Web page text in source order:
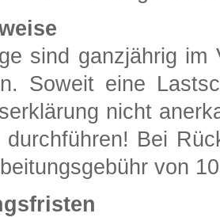
sind ganzjährig
Soweit eine
nicht
durchführen! Bei
von